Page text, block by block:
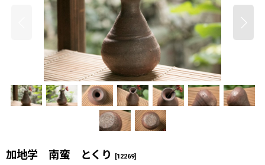
加地学 南蛮 とくり [12269]